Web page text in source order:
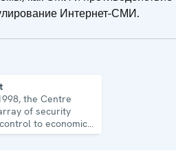
Интернет-СМИ.
the Centre
of security
to economic-
and human rights.